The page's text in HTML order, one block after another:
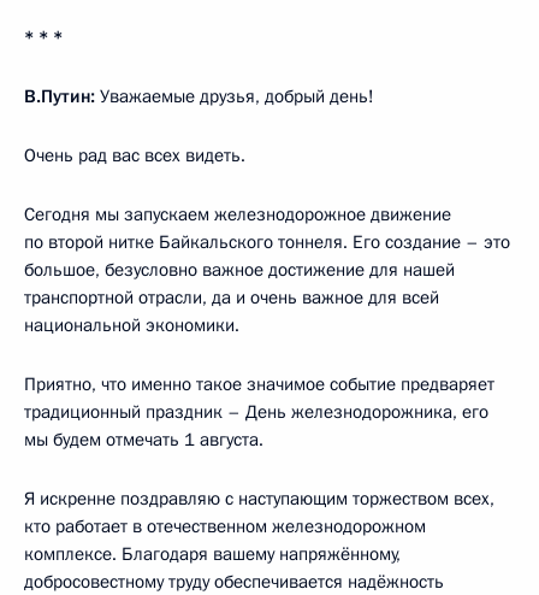
* * *
В.Путин: Уважаемые друзья, добрый день!
Очень рад вас всех видеть.
Сегодня мы запускаем железнодорожное движение
по второй нитке Байкальского тоннеля. Его создание – это
большое, безусловно важное достижение для нашей
транспортной отрасли, да и очень важное для всей
национальной экономики.
Приятно, что именно такое значимое событие предваряет
традиционный праздник – День железнодорожника, его
мы будем отмечать 1 августа.
Я искренне поздравляю с наступающим торжеством всех,
кто работает в отечественном железнодорожном
комплексе. Благодаря вашему напряжённому,
добросовестному труду обеспечивается надёжность